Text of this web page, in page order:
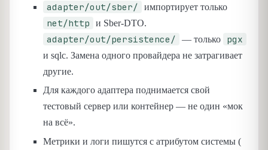
adapter/out/sber/ импортирует только
net/http и Sber-DTO.
adapter/out/persistence/ — только pgx
и sqlc. Замена одного провайдера не затрагивает
другие.
Для каждого адаптера поднимается свой
тестовый сервер или контейнер — не один «мок
на всё».
Метрики и логи пишутся с атрибутом системы (